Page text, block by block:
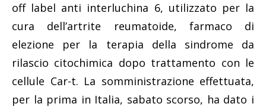
off label anti interluchina 6, utilizzato per la
cura dell’artrite reumatoide, farmaco di
elezione per la terapia della sindrome da
rilascio citochimica dopo trattamento con le
cellule Car-t. La somministrazione effettuata,
per la prima in Italia, sabato scorso, ha dato i